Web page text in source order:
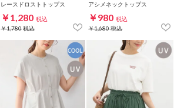
レースドロストトップス
￥1,280 税込
￥1,780税込
アシメネックトップス
￥980 税込
￥1,680税込